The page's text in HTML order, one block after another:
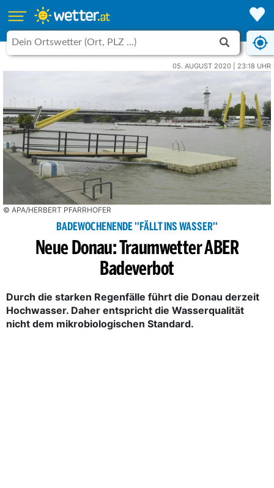
05. AUGUST 2020 | 23:18 UHR
© APA/HERBERT PFARRHOFER
BADEWOCHENENDE ''FÄLLT INS WASSER''
Neue Donau: Traumwetter ABER
Badeverbot
Durch die starken Regenfälle führt die Donau derzeit
Hochwasser. Daher entspricht die Wasserqualität
nicht dem mikrobiologischen Standard.